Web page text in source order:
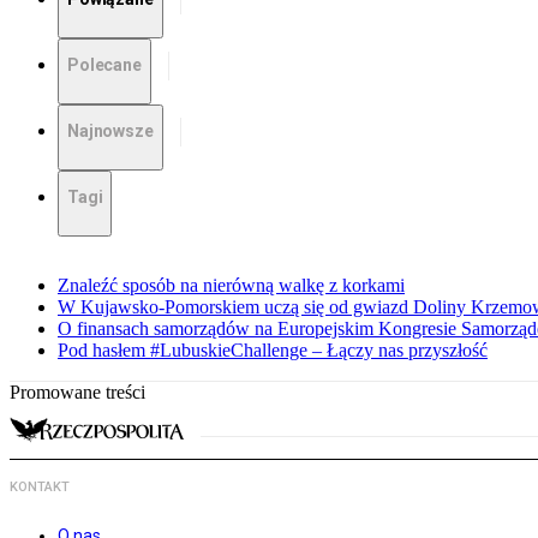
Polecane
Najnowsze
Tagi
Znaleźć sposób na nierówną walkę z korkami
W Kujawsko-Pomorskiem uczą się od gwiazd Doliny
O finansach samorządów na Europejskim Kongresie
Pod hasłem #LubuskieChallenge – Łączy nas przyszłość
Promowane treści
KONTAKT